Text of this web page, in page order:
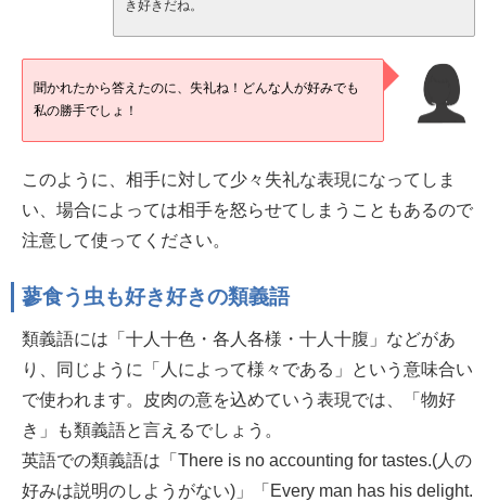
き好きだね。
聞かれたから答えたのに、失礼ね！どんな人が好みでも
私の勝手でしょ！
このように、相手に対して少々失礼な表現になってしま
い、場合によっては相手を怒らせてしまうこともあるので
注意して使ってください。
蓼食う虫も好き好きの類義語
類義語には「十人十色・各人各様・十人十腹」などがあ
り、同じように「人によって様々である」という意味合い
で使われます。皮肉の意を込めていう表現では、「物好
き」も類義語と言えるでしょう。
英語での類義語は「There is no accounting for tastes.(人の
好みは説明のしようがない)」「Every man has his delight.